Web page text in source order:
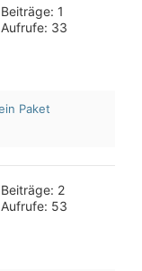
Beiträge: 1
Aufrufe: 33
Paket
Beiträge: 2
Aufrufe: 53